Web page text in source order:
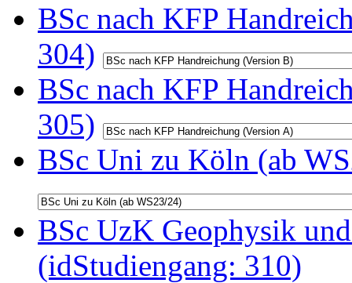
BSc nach KFP
304)
BSc nach KFP
305)
BSc Uni zu Köln (ab
BSc UzK Geophysik
(idStudiengang: 310)